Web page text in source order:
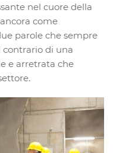
nel cuore della
come
parole che sempre
contrario di una
e arretrata che